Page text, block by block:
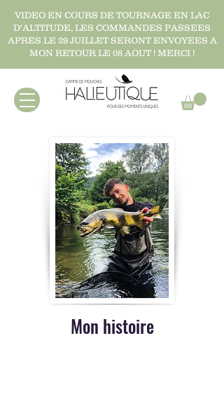
VIDEO EN COURS DE TOURNAGE EN LAC
D'ALTITUDE, LES COMMANDES PASSEES
APRES LE 29 JUILLET SERONT ENVOYEES A
MON RETOUR LE 08 AOUT ! MERCI !
Mon histoire